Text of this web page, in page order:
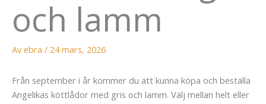
och lamm
Av ebra / 24 mars, 2026
Från september i år kommer du att kunna köpa och beställa
Angelikas köttlådor med gris och lamm. Välj mellan helt eller